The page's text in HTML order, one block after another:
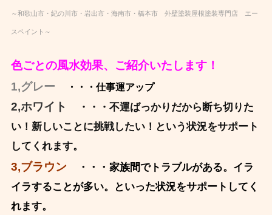
～和歌山市・紀の川市・岩出市・海南市・橋本市 外壁塗装屋根塗装専門店 エー
スペイント～
色ごとの風水効果、ご紹介いたします！
1,グレー
・・・仕事運アップ
2,ホワイト
・・・不運ばっかりだから断ち切りた
い！新しいことに挑戦したい！という状況をサポート
してくれます。
3,ブラウン ・・・ 家族間でトラブルがある。イラ
イラすることが多い。といった状況をサポートしてく
れます。